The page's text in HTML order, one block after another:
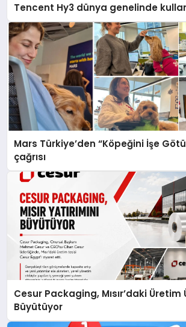
Tencent Hy3 dünya genelinde
Mars Türkiye’den “Köpeğini İşe
çağrısı
Cesur Packaging, Mısır’daki Üretim
Büyütüyor